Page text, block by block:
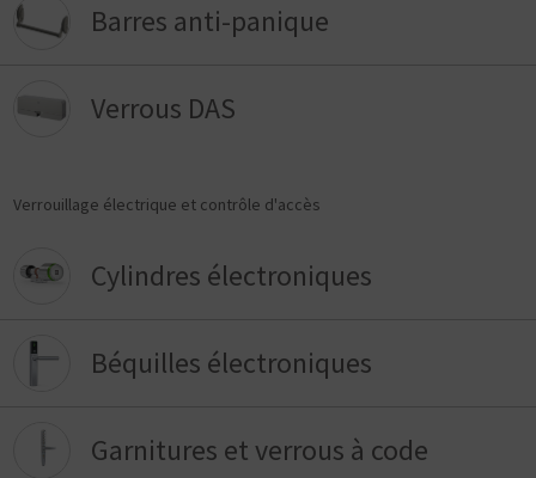
Barres anti-panique
Verrous DAS
Verrouillage électrique et contrôle d'accès
Cylindres électroniques
Béquilles électroniques
Garnitures et verrous à code